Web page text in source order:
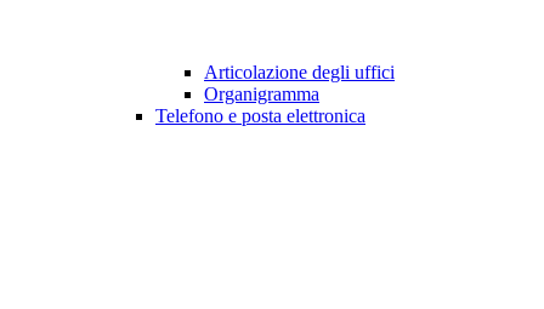
Articolazione degli uffici
Organigramma
Telefono e posta elettronica